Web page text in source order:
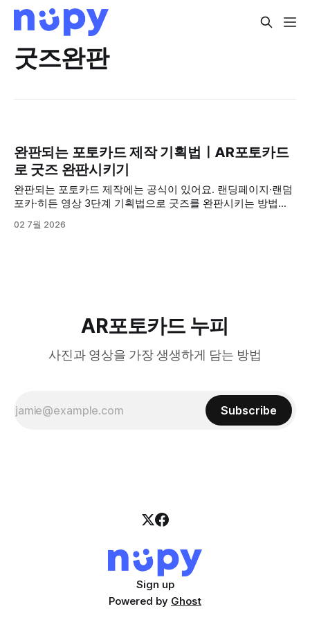
굿즈완판
완판되는 포토카드 제작 기획법ㅣAR포토카드
로 굿즈 완판시키기
완판되는 포토카드 제작에는 공식이 있어요. 랜딩페이지·랜덤
포카·히든 영상 3단계 기획법으로 굿즈를 완판시키는 방법을
02 7월 2026
AR포토카드 누피
사진과 영상을 가장 생생하게 담는 방법
Subscribe
Sign up
Powered by Ghost